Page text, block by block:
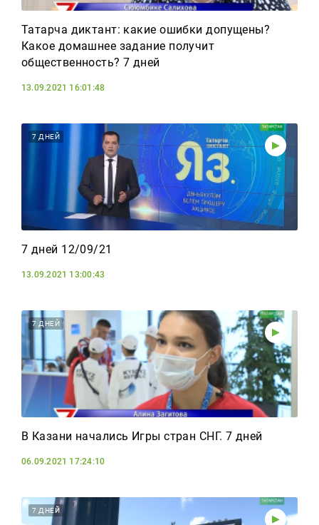
Татарча диктант: какие ошибки допущены?
Какое домашнее задание получит
общественность? 7 дней
13.09.2021 16:01:48
7 ДНЕЙ
7 дней 12/09/21
13.09.2021 13:00:43
7 ДНЕЙ
В Казани начались Игры стран СНГ. 7 дней
06.09.2021 17:24:10
7 ДНЕЙ